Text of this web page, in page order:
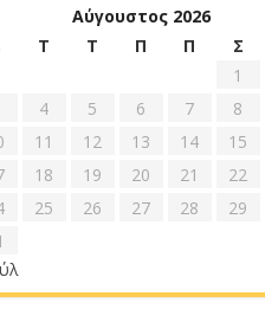
Αύγουστος 2026
Τ Τ Π Π Σ
1
4 5 6 7 8
11 12 13 14 15
18 19 20 21 22
25 26 27 28 29